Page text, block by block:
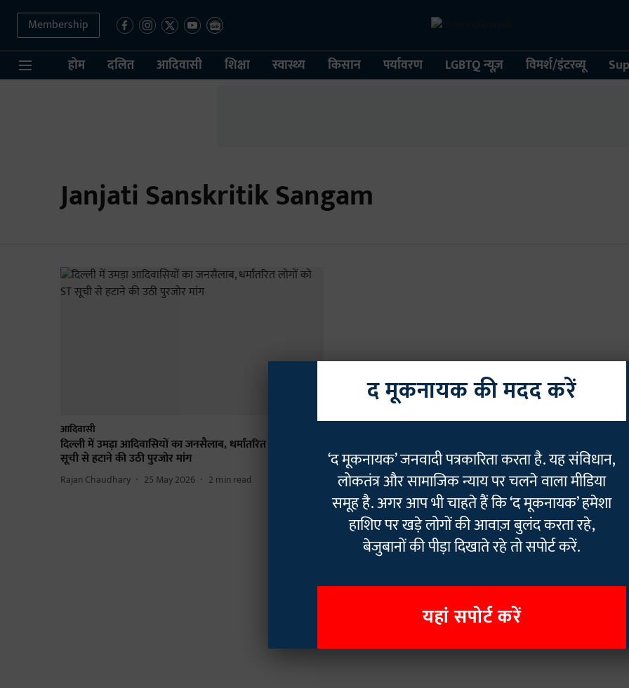
Membership
होम दलित आदिवासी शिक्षा स्वास्थ्य किसान पर्यावरण LGBTQ न्यूज़ विमर्श/इंटरव्यू
Janjati Sanskritik Sangam
आदिवासी
दिल्ली में उमड़ा आदिवासियों का जनसैलाब, धर्मांतरित लोगों को ST
सूची से हटाने की उठी पुरजोर मांग
Rajan Chaudhary 25 May 2026 2 min read
द मूकनायक की मदद करें
‘द मूकनायक’ जनवादी पत्रकारिता करता है. यह संविधान,
लोकतंत्र और सामाजिक न्याय पर चलने वाला मीडिया
समूह है. अगर आप भी चाहते हैं कि ‘द मूकनायक’ हमेशा
हाशिए पर खड़े लोगों की आवाज़ बुलंद करता रहे,
बेजुबानों की पीड़ा दिखाते रहे तो सपोर्ट करें.
यहां सपोर्ट करें